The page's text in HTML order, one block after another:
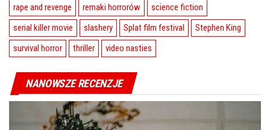
rape and revenge
remaki horrorów
science fiction
serial killer movie
slashery Splat film festival
Stephen King
survival horror
thriller video nasties
NANOWSZE RECENZJE